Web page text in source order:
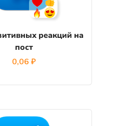
реакций на
пост
0,06 ₽